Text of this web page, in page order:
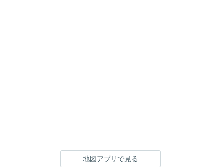
地図アプリで見る